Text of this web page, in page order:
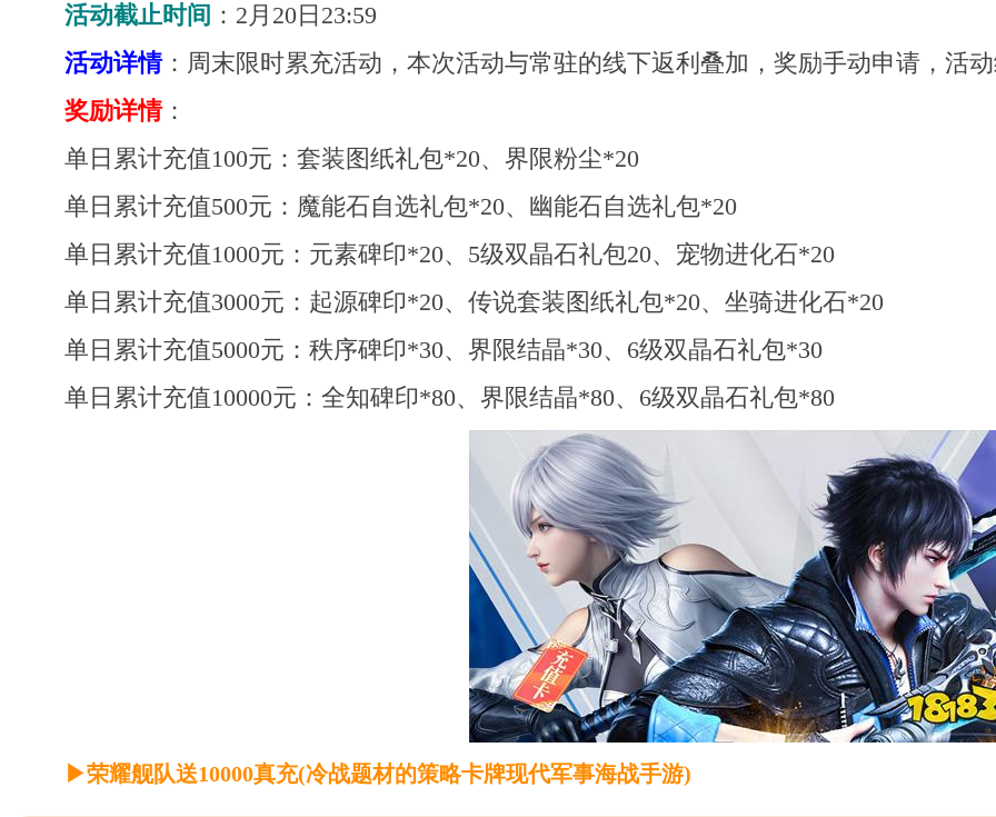
活动截止时间 ：2月20日23:59
活动详情：周末限时累充活动，本次活动与常驻的线下返利叠加，奖励手动申请，活
奖励详情：
单日累计充值100元：套装图纸礼包*20、界限粉尘*20
单日累计充值500元：魔能石自选礼包*20、幽能石自选礼包*20
单日累计充值1000元：元素碑印*20、5级双晶石礼包20、宠物进化石*20
单日累计充值3000元：起源碑印*20、传说套装图纸礼包*20、坐骑进化石*20
单日累计充值5000元：秩序碑印*30、界限结晶*30、6级双晶石礼包*30
单日累计充值10000元：全知碑印*80、界限结晶*80、6级双晶石礼包*80
▶荣耀舰队送10000真充(冷战题材的策略卡牌现代军事海战手游)